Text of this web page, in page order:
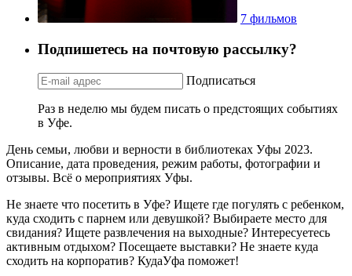
7 фильмов
Подпишетесь на почтовую рассылку?
Подписаться
Раз в неделю мы будем писать о предстоящих событиях
в Уфе.
День семьи, любви и верности в библиотеках Уфы 2023.
Описание, дата проведения, режим работы, фотографии и
отзывы. Всё о мероприятиях Уфы.
Не знаете что посетить в Уфе? Ищете где погулять с ребенком,
куда сходить с парнем или девушкой? Выбираете место для
свидания? Ищете развлечения на выходные? Интересуетесь
активным отдыхом? Посещаете выставки? Не знаете куда
сходить на корпоратив? КудаУфа поможет!